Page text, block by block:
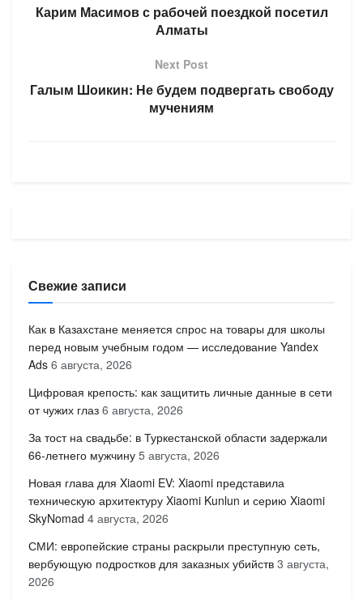
Карим Масимов с рабочей поездкой посетил
Алматы
Next Post
Галым Шоикин: Не будем подвергать свободу
мучениям
Свежие записи
Как в Казахстане меняется спрос на товары для школы
перед новым учебным годом — исследование Yandex
Ads 6 августа, 2026
Цифровая крепость: как защитить личные данные в сети
от чужих глаз 6 августа, 2026
За тост на свадьбе: в Туркестанской области задержали
66-летнего мужчину 5 августа, 2026
Новая глава для Xiaomi EV: Xiaomi представила
техническую архитектуру Xiaomi Kunlun и серию Xiaomi
SkyNomad 4 августа, 2026
СМИ: европейские страны раскрыли преступную сеть,
вербующую подростков для заказных убийств 3 августа,
2026